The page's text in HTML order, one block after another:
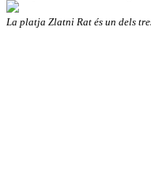
La platja Zlatni Rat és un dels